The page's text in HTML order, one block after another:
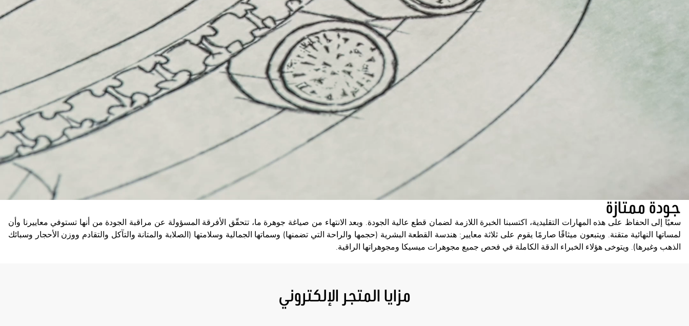
جودة ممتازة
سعيًا إلى الحفاظ على هذه المهارات التقليدية، اكتسبنا الخبرة اللازمة لضمان قطع عالية الجودة. وبعد الانتهاء من صياغة جوهرة ما، تتحقّق الأفرقة المسؤولة عن مراقبة الجودة من أنها تستوفي معاييرنا وأن
لمساتها النهائية متقنة. ويتبعون ميثاقًا صارمًا يقوم على ثلاثة معايير: هندسة القطعة البشرية (حجمها والراحة التي تضمنها) وسماتها الجمالية وسلامتها (الصلابة والمتانة والتآكل والتقادم ووزن الأحجار وسبائك
الذهب وغيرها). ويتوخى هؤلاء الخبراء الدقة الكاملة في فحص جميع مجوهرات ميسيكا ومجوهراتها الراقية.
مزايا المتجر الإلكتروني